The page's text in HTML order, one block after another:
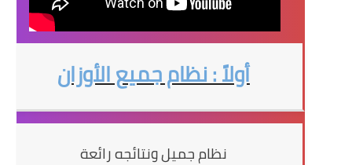
أولاً : نظام جميع الأوزان
نظام جميل ونتائجه رائعة